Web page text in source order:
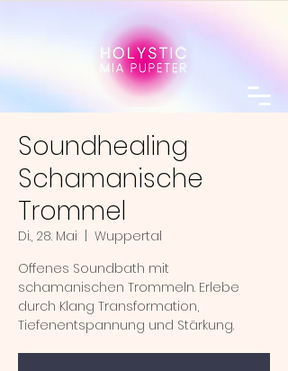
Soundhealing
Schamanische
Trommel
Di., 28. Mai
Wuppertal
Offenes Soundbath mit
schamanischen Trommeln. Erlebe
durch Klang Transformation,
Tiefenentspannung und Stärkung.